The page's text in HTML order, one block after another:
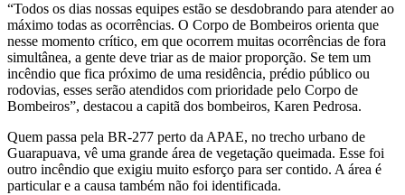
“Todos os dias nossas equipes estão se desdobrando para atender ao
máximo todas as ocorrências. O Corpo de Bombeiros orienta que
nesse momento crítico, em que ocorrem muitas ocorrências de fora
simultânea, a gente deve triar as de maior proporção. Se tem um
incêndio que fica próximo de uma residência, prédio público ou
rodovias, esses serão atendidos com prioridade pelo Corpo de
Bombeiros”, destacou a capitã dos bombeiros, Karen Pedrosa.
Quem passa pela BR-277 perto da APAE, no trecho urbano de
Guarapuava, vê uma grande área de vegetação queimada. Esse foi
outro incêndio que exigiu muito esforço para ser contido. A área é
particular e a causa também não foi identificada.